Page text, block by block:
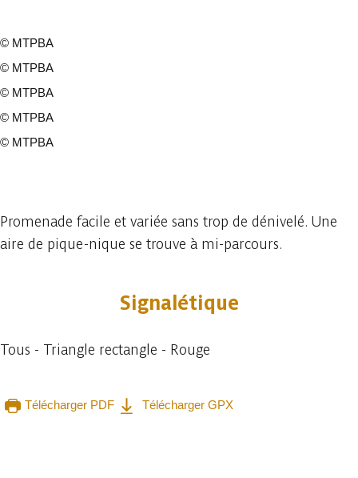
© MTPBA
© MTPBA
© MTPBA
© MTPBA
© MTPBA
Promenade facile et variée sans trop de dénivelé. Une
aire de pique-nique se trouve à mi-parcours.
Signalétique
Tous - Triangle rectangle - Rouge
Télécharger PDF
Télécharger GPX